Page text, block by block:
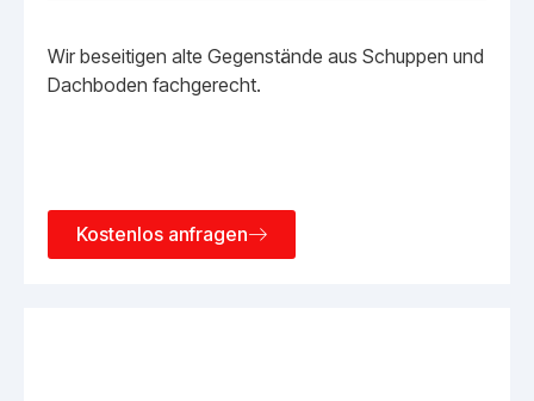
Wir beseitigen alte Gegenstände aus Schuppen und
Dachboden fachgerecht.
Kostenlos anfragen